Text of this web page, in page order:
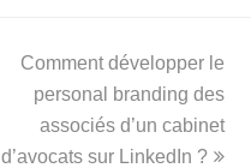
next
post:
Comment développer le
personal branding des
associés d’un cabinet
d’avocats sur LinkedIn ?